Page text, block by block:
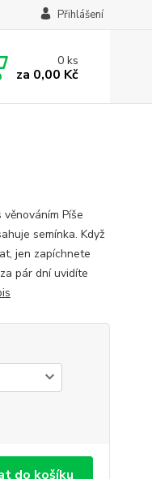
Přihlášení
0ks
za 0,00 Kč
Píše
semínka. Když
jen zapíchnete
pár dní uvidíte
do košíku